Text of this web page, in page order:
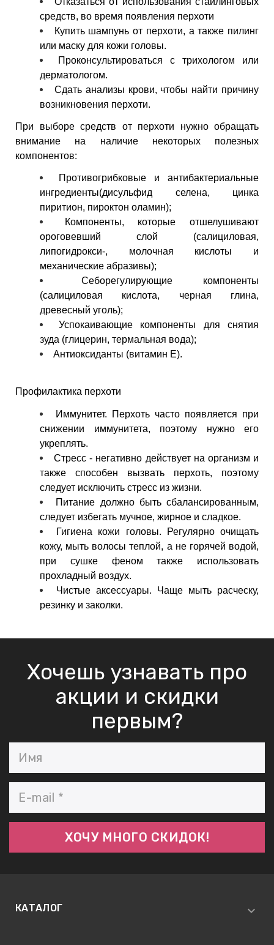
средств, во время появления перхоти
Купить шампунь от перхоти, а также пилинг
или маску для кожи головы.
Проконсультироваться с трихологом или
дерматологом.
Сдать анализы крови, чтобы найти причину
возникновения перхоти.
При выборе средств от перхоти нужно обращать
внимание на наличие некоторых полезных
компонентов:
Противогрибковые и антибактериальные
ингредиенты(дисульфид селена, цинка
пиритион, пироктон оламин);
Компоненты, которые отшелушивают
ороговевший слой (салициловая,
липогидрокси-, молочная кислоты и
механические абразивы);
Себорегулирующие компоненты
(салициловая кислота, черная глина,
древесный уголь);
Успокаивающие компоненты для снятия
зуда (глицерин, термальная вода);
Антиоксиданты (витамин Е).
Профилактика перхоти
Иммунитет. Перхоть часто появляется при
снижении иммунитета, поэтому нужно его
укреплять.
Стресс - негативно действует на организм и
также способен вызвать перхоть, поэтому
следует исключить стресс из жизни.
Питание должно быть сбалансированным,
следует избегать мучное, жирное и сладкое.
Гигиена кожи головы. Регулярно очищать
кожу, мыть волосы теплой, а не горячей водой,
при сушке феном также использовать
прохладный воздух.
Чистые аксессуары. Чаще мыть расческу,
резинку и заколки.
Хочешь узнавать про
акции и скидки
первым?
КАТАЛОГ